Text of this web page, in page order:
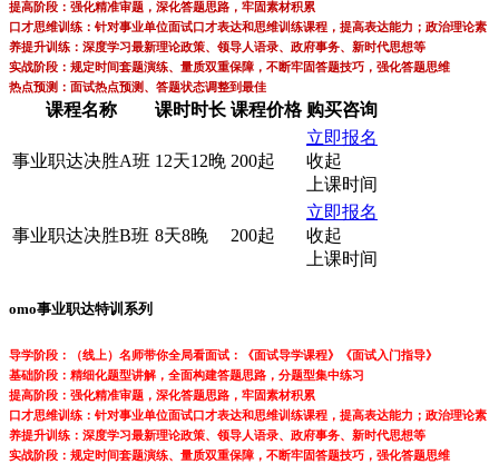
提高阶段：强化精准审题，深化答题思路，牢固素材积累
口才思维训练：针对事业单位面试口才表达和思维训练课程，提高表达能力；政治理论素
养提升训练：深度学习最新理论政策、领导人语录、政府事务、新时代思想等
实战阶段：规定时间套题演练、量质双重保障，不断牢固答题技巧，强化答题思维
热点预测：面试热点预测、答题状态调整到最佳
课程名称 课时时长 课程价格 购买咨询
事业职达决胜A班 12天12晚 200起
立即报名
收起
上课时间
事业职达决胜B班 8天8晚 200起
立即报名
收起
上课时间
omo事业职达特训系列
导学阶段：（线上）名师带你全局看面试：《面试导学课程》《面试入门指导》
基础阶段：精细化题型讲解，全面构建答题思路，分题型集中练习
提高阶段：强化精准审题，深化答题思路，牢固素材积累
口才思维训练：针对事业单位面试口才表达和思维训练课程，提高表达能力；政治理论素
养提升训练：深度学习最新理论政策、领导人语录、政府事务、新时代思想等
实战阶段：规定时间套题演练、量质双重保障，不断牢固答题技巧，强化答题思维